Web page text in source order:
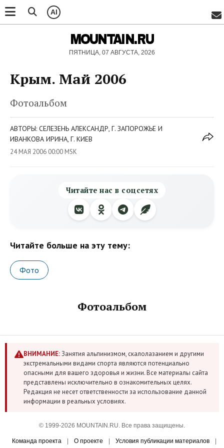
AI
MOUNTAIN.RU
ПЯТНИЦА, 07 АВГУСТА, 2026
Крым. Май 2006
Фотоальбом
АВТОРЫ: СЕЛЕЗЕНЬ АЛЕКСАНДР, Г. ЗАПОРОЖЬЕ И
ИВАНКОВА ИРИНА, Г. КИЕВ
24 МАЯ 2006 00:00 MSK
Читайте нас в соцсетях
Читайте больше на эту тему:
Фото
Фотоальбом
ВНИМАНИЕ:Занятия альпинизмом, скалолазанием и другими
экстремальными видами спорта являются потенциально
опасными для вашего здоровья и жизни. Все материалы сайта
представлены исключительно в ознакомительных целях.
Редакция не несет ответственности за использование данной
информации в реальных условиях.
© 1999-2026 MOUNTAIN.RU. Все права защищены.
Команда проекта О проекте Условия публикации материалов